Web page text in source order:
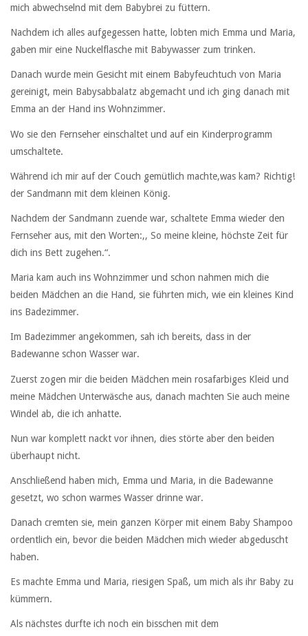
mich abwechselnd mit dem Babybrei zu füttern.
Nachdem ich alles aufgegessen hatte, lobten mich Emma und Maria,
gaben mir eine Nuckelflasche mit Babywasser zum trinken.
Danach wurde mein Gesicht mit einem Babyfeuchtuch von Maria
gereinigt, mein Babysabbalatz abgemacht und ich ging danach mit
Emma an der Hand ins Wohnzimmer.
Wo sie den Fernseher einschaltet und auf ein Kinderprogramm
umschaltete.
Während ich mir auf der Couch gemütlich machte,was kam? Richtig!
der Sandmann mit dem kleinen König.
Nachdem der Sandmann zuende war, schaltete Emma wieder den
Fernseher aus, mit den Worten:,, So meine kleine, höchste Zeit für
dich ins Bett zugehen.“.
Maria kam auch ins Wohnzimmer und schon nahmen mich die
beiden Mädchen an die Hand, sie führten mich, wie ein kleines Kind
ins Badezimmer.
Im Badezimmer angekommen, sah ich bereits, dass in der
Badewanne schon Wasser war.
Zuerst zogen mir die beiden Mädchen mein rosafarbiges Kleid und
meine Mädchen Unterwäsche aus, danach machten Sie auch meine
Windel ab, die ich anhatte.
Nun war komplett nackt vor ihnen, dies störte aber den beiden
überhaupt nicht.
Anschließend haben mich, Emma und Maria, in die Badewanne
gesetzt, wo schon warmes Wasser drinne war.
Danach cremten sie, mein ganzen Körper mit einem Baby Shampoo
ordentlich ein, bevor die beiden Mädchen mich wieder abgeduscht
haben.
Es machte Emma und Maria, riesigen Spaß, um mich als ihr Baby zu
kümmern.
Als nächstes durfte ich noch ein bisschen mit dem